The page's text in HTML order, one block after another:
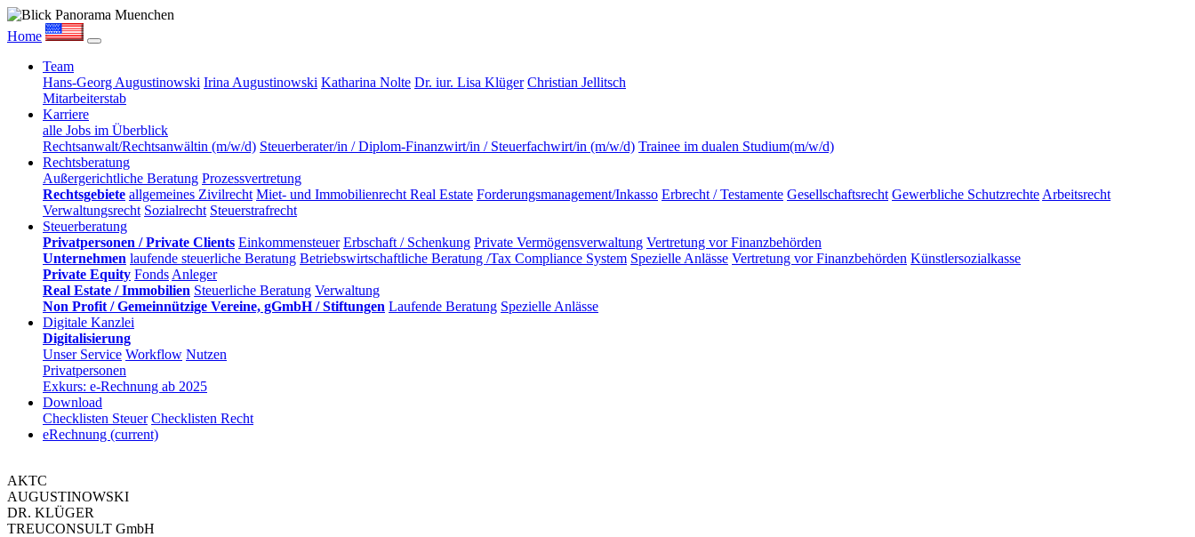
Home
Team
Hans-Georg Augustinowski Irina Augustinowski Katharina Nolte Dr. iur. Lisa Klüger Christian Jellitsch
Mitarbeiterstab
Karriere
alle Jobs im Überblick
Rechtsanwalt/Rechtsanwältin (m/w/d) Steuerberater/in / Diplom-Finanzwirt/in / Steuerfachwirt/in (m/w/d) Trainee im dualen Studium(m/w/d)
Rechtsberatung
Außergerichtliche Beratung Prozessvertretung
Rechtsgebiete allgemeines Zivilrecht Miet- und Immobilienrecht Real Estate Forderungsmanagement/Inkasso Erbrecht / Testamente Gesellschaftsrecht Gewerbliche Schutzrechte Arbeitsrecht
Verwaltungsrecht Sozialrecht Steuerstrafrecht
Steuerberatung
Privatpersonen / Private Clients Einkommensteuer Erbschaft / Schenkung Private Vermögensverwaltung Vertretung vor Finanzbehörden
Unternehmen laufende steuerliche Beratung Betriebswirtschaftliche Beratung /Tax Compliance System Spezielle Anlässe Vertretung vor Finanzbehörden Künstlersozialkasse
Private Equity Fonds Anleger
Real Estate / Immobilien Steuerliche Beratung Verwaltung
Non Profit / Gemeinnützige Vereine, gGmbH / Stiftungen Laufende Beratung Spezielle Anlässe
Digitale Kanzlei
Digitalisierung
Unser Service Workflow Nutzen
Privatpersonen
Exkurs: e-Rechnung ab 2025
Download
Checklisten Steuer Checklisten Recht
eRechnung (current)
AKTC
AUGUSTINOWSKI
DR. KLÜGER
TREUCONSULT GmbH